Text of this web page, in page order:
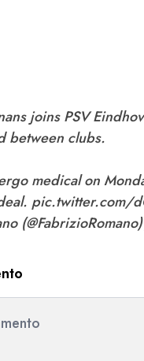
joins PSV
between clubs.
medical on
pic.twitter.com/